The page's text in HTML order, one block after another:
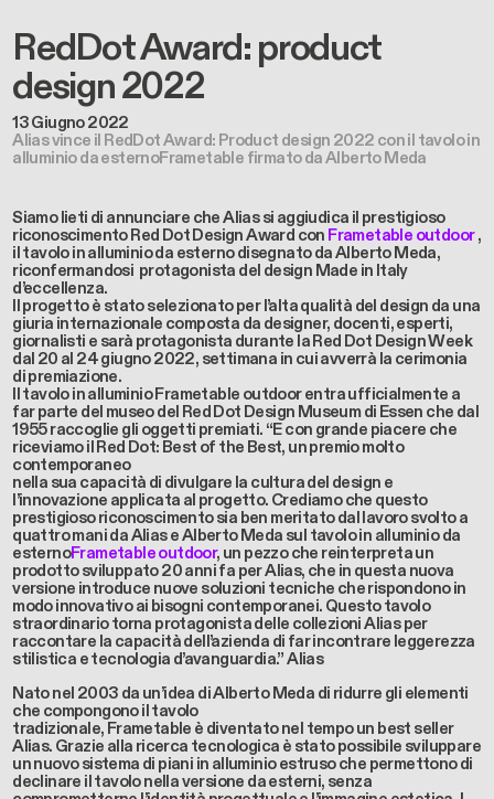
RedDot Award: product
design 2022
13 Giugno 2022
Alias vince il RedDot Award: Product design 2022 con il tavolo in
alluminio da esternoFrametable firmato da Alberto Meda
Siamo lieti di annunciare che Alias si aggiudica il prestigioso
riconoscimento Red Dot Design Award con Frametable outdoor,
iltavolo in alluminio da esternodisegnato da Alberto Meda,
riconfermandosi protagonista del design Made in Italy
d’eccellenza.
Il progetto è stato selezionato per l’alta qualità del design da una
giuria internazionale composta da designer, docenti, esperti,
giornalisti e sarà protagonista durante la Red Dot Design Week
dal 20 al 24 giugno 2022, settimana in cui avverrà la cerimonia
di premiazione.
Iltavolo in alluminioFrametable outdoor entra ufficialmente a
far parte del museo del Red Dot Design Museum di Essen che dal
1955 raccoglie gli oggetti premiati. “E con grande piacere che
riceviamo il Red Dot: Best of the Best, un premio molto
contemporaneo
nella sua capacità di divulgare la cultura del design e
l’innovazione applicata al progetto. Crediamo che questo
prestigioso riconoscimento sia ben meritato dal lavoro svolto a
quattro mani da Alias e Alberto Meda sul tavolo in alluminio da
esternoFrametable outdoor, un pezzo che reinterpreta un
prodotto sviluppato 20 anni fa per Alias, che in questa nuova
versione introduce nuove soluzioni tecniche che rispondono in
modo innovativo ai bisogni contemporanei. Questo tavolo
straordinario torna protagonista delle collezioni Alias per
raccontare la capacità dell’azienda di far incontrare leggerezza
stilistica e tecnologia d’avanguardia.” Alias
Nato nel 2003 da un’idea di Alberto Meda di ridurre gli elementi
che compongono il tavolo
tradizionale, Frametable è diventato nel tempo un best seller
Alias. Grazie alla ricerca tecnologica è stato possibile sviluppare
un nuovo sistema di piani in alluminio estruso che permettono di
declinare il tavolo nella versione da esterni, senza